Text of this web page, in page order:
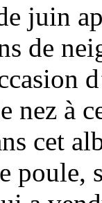
juin
de
nez à
cet
poule,